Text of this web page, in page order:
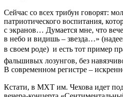
Сейчас со всех трибун говорят:
патриотического воспитания,
с экранов… Думается мне, что
в небо и видишь – звезда…»
в своем роде)  и есть тот пример
фальшивых лозунгов, без
В современном регистре –
Кстати, в МХТ им. Чехова идет